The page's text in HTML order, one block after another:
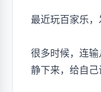
最近玩百家乐，
很多时候，连
静下来，给自己